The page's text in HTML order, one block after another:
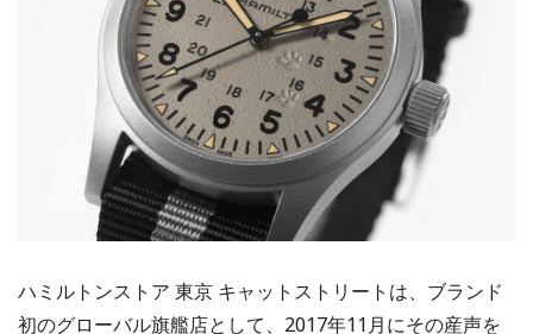
ハミルトンストア 東京 キャットストリートは、ブランド
初のグローバル旗艦店として、2017年11月にその産声を